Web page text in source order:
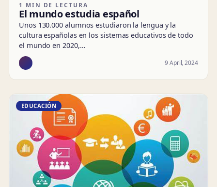
1 MIN DE LECTURA
El mundo estudia español
Unos 130.000 alumnos estudiaron la lengua y la
cultura españolas en los sistemas educativos de todo
el mundo en 2020,…
9 April, 2024
EDUCACIÓN